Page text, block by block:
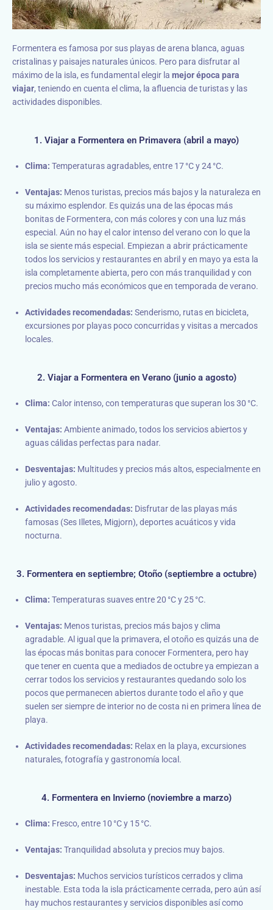
Formentera es famosa por sus playas de arena blanca, aguas
cristalinas y paisajes naturales únicos. Pero para disfrutar al
máximo de la isla, es fundamental elegir la mejor época para
viajar, teniendo en cuenta el clima, la afluencia de turistas y las
actividades disponibles.
1. Viajar a Formentera en Primavera (abril a mayo)
Clima: Temperaturas agradables, entre 17 °C y 24 °C.
Ventajas: Menos turistas, precios más bajos y la naturaleza en
su máximo esplendor. Es quizás una de las épocas más
bonitas de Formentera, con más colores y con una luz más
especial. Aún no hay el calor intenso del verano con lo que la
isla se siente más especial. Empiezan a abrir prácticamente
todos los servicios y restaurantes en abril y en mayo ya esta la
isla completamente abierta, pero con más tranquilidad y con
precios mucho más económicos que en temporada de verano.
Actividades recomendadas: Senderismo, rutas en bicicleta,
excursiones por playas poco concurridas y visitas a mercados
locales.
2. Viajar a Formentera en Verano (junio a agosto)
Clima: Calor intenso, con temperaturas que superan los 30 °C.
Ventajas: Ambiente animado, todos los servicios abiertos y
aguas cálidas perfectas para nadar.
Desventajas: Multitudes y precios más altos, especialmente en
julio y agosto.
Actividades recomendadas: Disfrutar de las playas más
famosas (Ses Illetes, Migjorn), deportes acuáticos y vida
nocturna.
3. Formentera en septiembre; Otoño (septiembre a octubre)
Clima: Temperaturas suaves entre 20 °C y 25 °C.
Ventajas: Menos turistas, precios más bajos y clima
agradable. Al igual que la primavera, el otoño es quizás una de
las épocas más bonitas para conocer Formentera, pero hay
que tener en cuenta que a mediados de octubre ya empiezan a
cerrar todos los servicios y restaurantes quedando solo los
pocos que permanecen abiertos durante todo el año y que
suelen ser siempre de interior no de costa ni en primera línea de
playa.
Actividades recomendadas: Relax en la playa, excursiones
naturales, fotografía y gastronomía local.
4. Formentera en Invierno (noviembre a marzo)
Clima: Fresco, entre 10 °C y 15 °C.
Ventajas: Tranquilidad absoluta y precios muy bajos.
Desventajas: Muchos servicios turísticos cerrados y clima
inestable. Esta toda la isla prácticamente cerrada, pero aún así
hay muchos restaurantes y servicios disponibles así como